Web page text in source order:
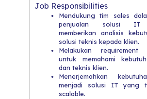
Job Responsibilities
Mendukung tim sales
penjualan solusi IT
memberikan analisis
solusi teknis kepada klien.
Melakukan requirement
untuk memahami
dan teknis klien.
Menerjemahkan
menjadi solusi IT yang
scalable.